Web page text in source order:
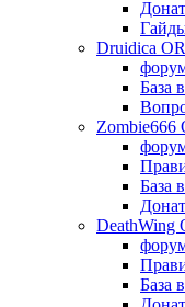
Донат
Druidica
База
Zombie666
База
Донат
DeathWing
База